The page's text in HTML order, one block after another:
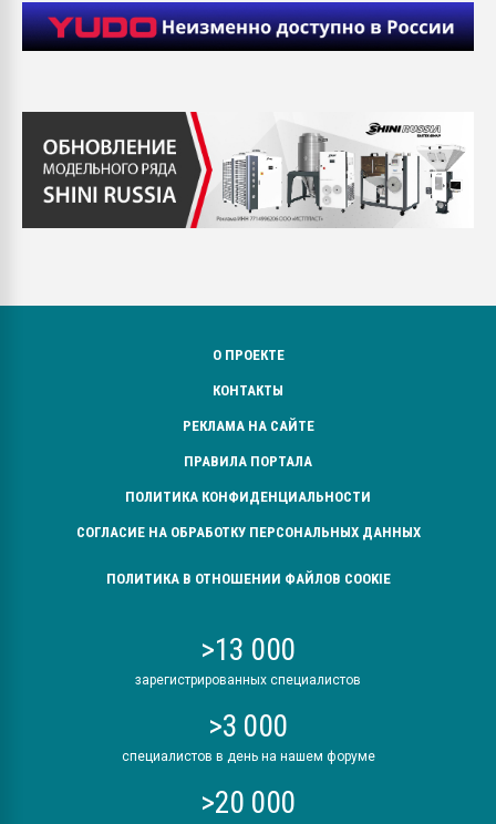
О ПРОЕКТЕ
КОНТАКТЫ
РЕКЛАМА НА САЙТЕ
ПРАВИЛА ПОРТАЛА
ПОЛИТИКА КОНФИДЕНЦИАЛЬНОСТИ
СОГЛАСИЕ НА ОБРАБОТКУ ПЕРСОНАЛЬНЫХ ДАННЫХ
ПОЛИТИКА В ОТНОШЕНИИ ФАЙЛОВ COOKIE
>13 000
зарегистрированных специалистов
>3 000
специалистов в день на нашем форуме
>20 000